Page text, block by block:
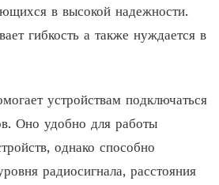
в высокой надежности.
гибкость а также нуждается в
устройствам подключаться
Оно удобно для работы
однако способно
радиосигнала, расстояния